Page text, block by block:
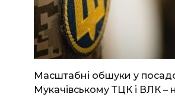
Масштабні обшуки у
Мукачівському ТЦК і ВЛК –